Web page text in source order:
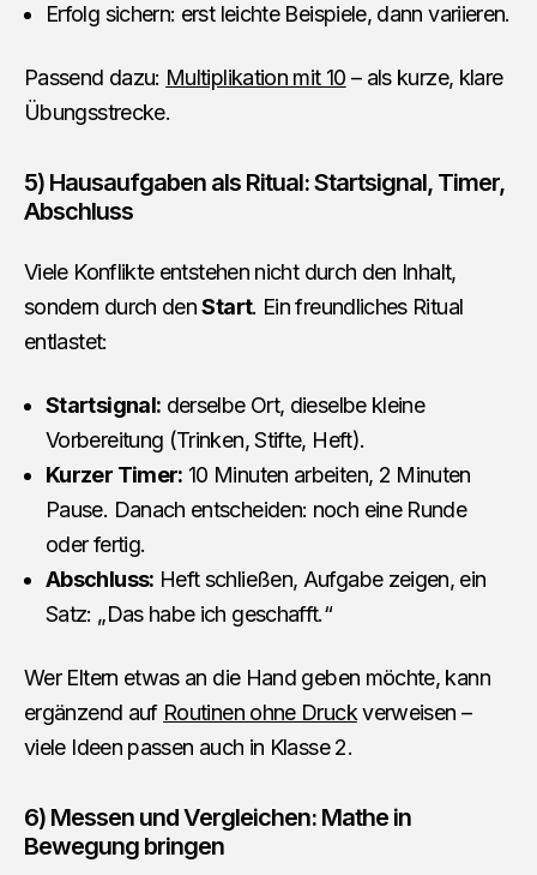
Erfolg sichern: erst leichte Beispiele, dann variieren.
Passend dazu: Multiplikation mit 10 – als kurze, klare
Übungsstrecke.
5) Hausaufgaben als Ritual: Startsignal, Timer,
Abschluss
Viele Konflikte entstehen nicht durch den Inhalt,
sondern durch denStart. Ein freundliches Ritual
entlastet:
Startsignal: derselbe Ort, dieselbe kleine
Vorbereitung (Trinken, Stifte, Heft).
Kurzer Timer: 10 Minuten arbeiten, 2 Minuten
Pause. Danach entscheiden: noch eine Runde
oder fertig.
Abschluss: Heft schließen, Aufgabe zeigen, ein
Satz: „Das habe ich geschafft.“
Wer Eltern etwas an die Hand geben möchte, kann
ergänzend auf Routinen ohne Druckverweisen –
viele Ideen passen auch in Klasse 2.
6) Messen und Vergleichen: Mathe in
Bewegung bringen